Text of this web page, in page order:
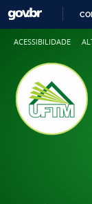
ACESSIBILIDADE